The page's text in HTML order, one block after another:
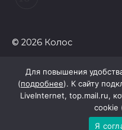
© 2026 Колос
Для повышения
(подробнее). К сайту
LiveInternet, top.mail.ru,
cookie
Я